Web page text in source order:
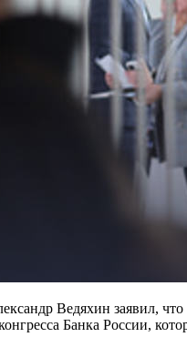
Ведяхин заявил,
Банка России,